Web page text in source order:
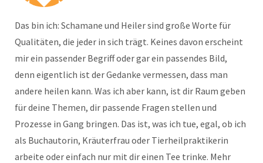
Das bin ich: Schamane und Heiler sind große Worte für
Qualitäten, die jeder in sich trägt. Keines davon erscheint
mir ein passender Begriff oder gar ein passendes Bild,
denn eigentlich ist der Gedanke vermessen, dass man
andere heilen kann. Was ich aber kann, ist dir Raum geben
für deine Themen, dir passende Fragen stellen und
Prozesse in Gang bringen. Das ist, was ich tue, egal, ob ich
als Buchautorin, Kräuterfrau oder Tierheilpraktikerin
arbeite oder einfach nur mit dir einen Tee trinke. Mehr